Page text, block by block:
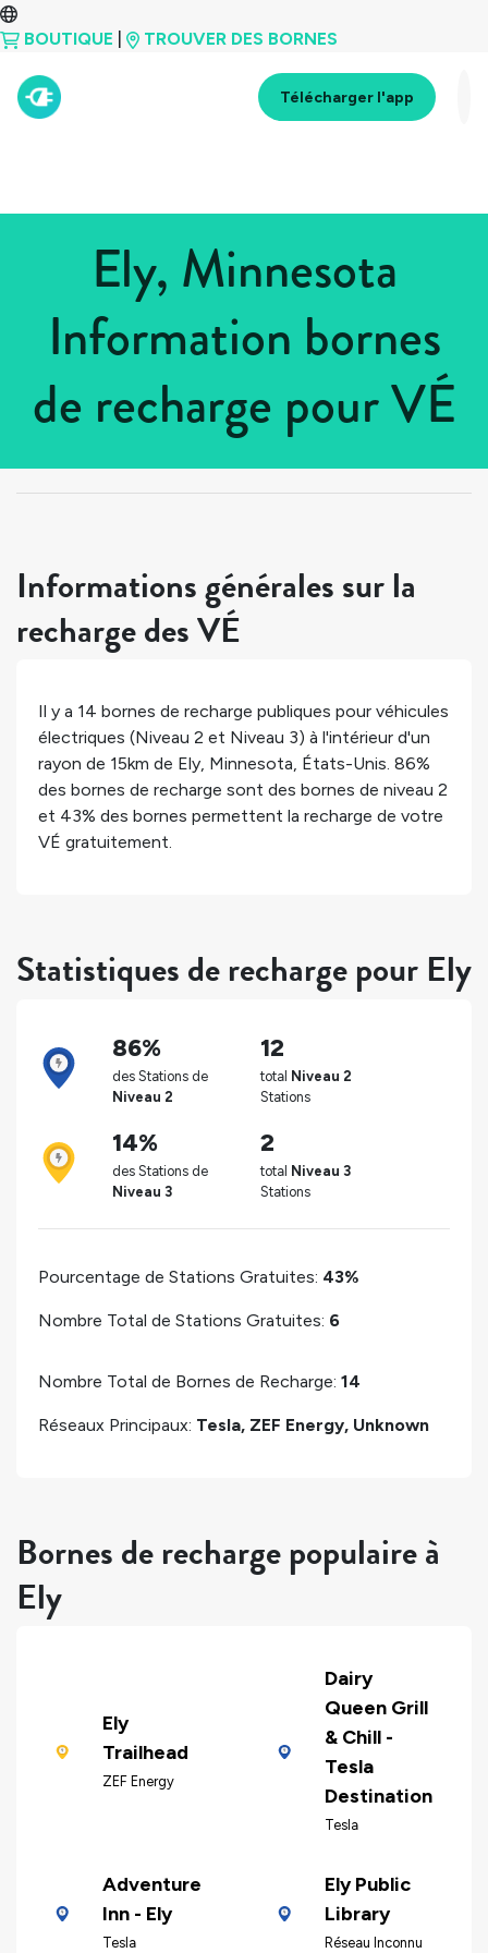
BOUTIQUE TROUVER DES BORNES
Télécharger l'app
Ely, Minnesota
Information bornes
de recharge pour VÉ
États-Unis > Minnesota
Informations générales sur la
recharge des VÉ
Il y a 14 bornes de recharge publiques pour véhicules
électriques (Niveau 2 et Niveau 3) à l'intérieur d'un
rayon de 15km de Ely, Minnesota, États-Unis. 86%
des bornes de recharge sont des bornes de niveau 2
et 43% des bornes permettent la recharge de votre
VÉ gratuitement.
Statistiques de recharge pour Ely
86%
des Stations de
Niveau 2
12
total Niveau 2
Stations
14%
des Stations de
Niveau 3
2
total Niveau 3
Stations
Pourcentage de Stations Gratuites: 43%
Nombre Total de Stations Gratuites: 6
Nombre Total de Bornes de Recharge: 14
Réseaux Principaux: Tesla, ZEF Energy, Unknown
Bornes de recharge populaire à
Ely
Ely
Trailhead
ZEF Energy
Dairy
Queen Grill
& Chill -
Tesla
Destination
Tesla
Adventure
Inn - Ely
Tesla
Ely Public
Library
Réseau Inconnu